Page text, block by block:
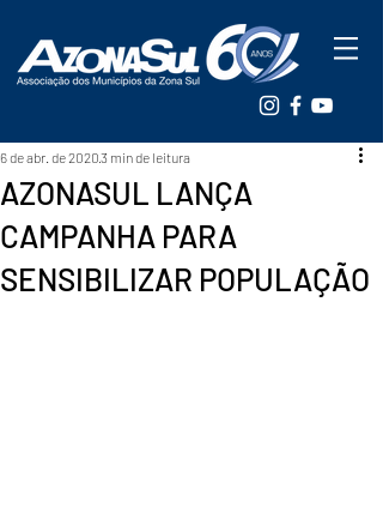
AZONASUL LANÇA
CAMPANHA PARA
SENSIBILIZAR POPULAÇÃO
6 de abr. de 20203 min de leitura